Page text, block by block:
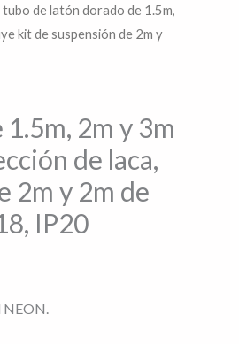
de latón dorado de 1.5m,
kit de suspensión de 2m y
2m y 3m
de laca,
2m y 2m de
IP20